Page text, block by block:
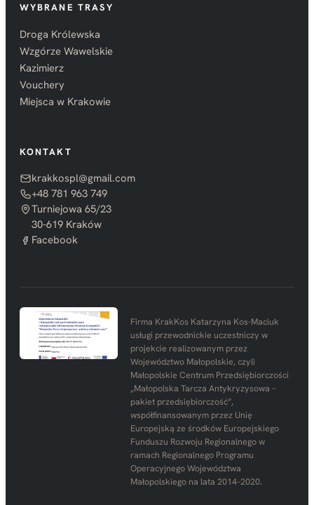
WYBRANE TRASY
Droga Królewska
Wzgórze Wawelskie
Kazimierz
Vouchery
Miejsca w Krakowie
KONTAKT
krakkospl@gmail.com
+48 781 963 749
Turniejowa 65/23
30-619 Kraków
Facebook
Firma KrakKos Katarzyna Kos-Maciuk
usługi przewodnickie uczestniczy w
projekcie realizowanym przez
Województwo Małopolskie, czyli
Małopolskie Centrum Przedsiębiorczości
„Małopolska Tarcza Antykryzysowa –
pakiet przedsiębiorczość”,
współfinansowanym przez Unię
Europejską ze środków Europejskiego
Funduszu Rozwoju Regionalnego w
ramach Regionalnego Programu
Operacyjnego Województwa
Małopolskiego na lata 2014–2020.